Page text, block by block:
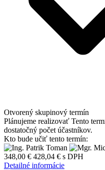
Otvorený skupinový termín
Plánujeme realizovať Tento
dostatočný počet účastníkov.
Kto bude učiť tento termín:
348,00 € 428,04 € s DPH
Detailné informácie